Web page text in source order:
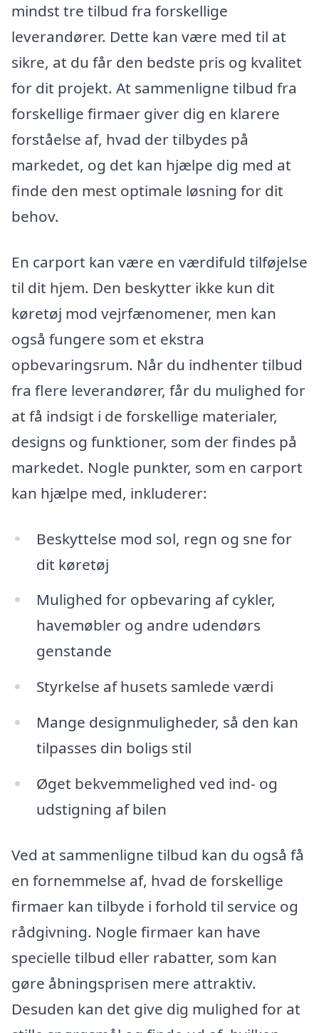
mindst tre tilbud fra forskellige
leverandører. Dette kan være med til at
sikre, at du får den bedste pris og kvalitet
for dit projekt. At sammenligne tilbud fra
forskellige firmaer giver dig en klarere
forståelse af, hvad der tilbydes på
markedet, og det kan hjælpe dig med at
finde den mest optimale løsning for dit
behov.
En carport kan være en værdifuld tilføjelse
til dit hjem. Den beskytter ikke kun dit
køretøj mod vejrfænomener, men kan
også fungere som et ekstra
opbevaringsrum. Når du indhenter tilbud
fra flere leverandører, får du mulighed for
at få indsigt i de forskellige materialer,
designs og funktioner, som der findes på
markedet. Nogle punkter, som en carport
kan hjælpe med, inkluderer:
Beskyttelse mod sol, regn og sne for
dit køretøj
Mulighed for opbevaring af cykler,
havemøbler og andre udendørs
genstande
Styrkelse af husets samlede værdi
Mange designmuligheder, så den kan
tilpasses din boligs stil
Øget bekvemmelighed ved ind- og
udstigning af bilen
Ved at sammenligne tilbud kan du også få
en fornemmelse af, hvad de forskellige
firmaer kan tilbyde i forhold til service og
rådgivning. Nogle firmaer kan have
specielle tilbud eller rabatter, som kan
gøre åbningsprisen mere attraktiv.
Desuden kan det give dig mulighed for at